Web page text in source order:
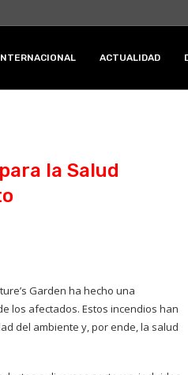
ACTUALIDAD
la Salud
Garden ha hecho una
los afectados. Estos incendios han
del ambiente y, por ende, la salud